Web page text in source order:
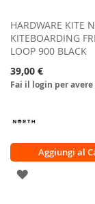
HARDWARE KITE
KITEBOARDING
LOOP 900 BLACK
39,00 €
Fai il login per
Aggiungi al
AGGIUNGI